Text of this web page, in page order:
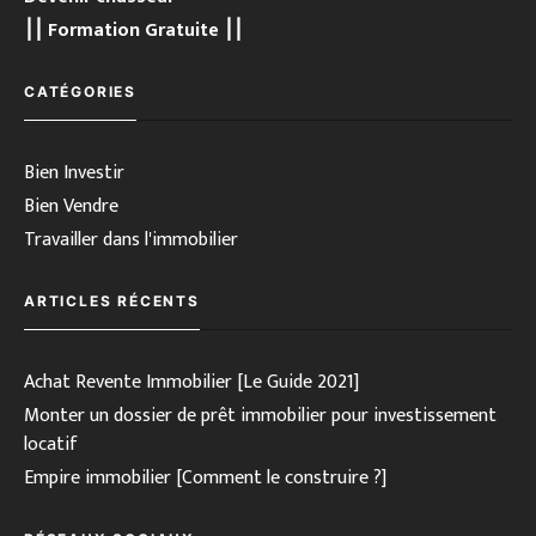
⎮⎮ Formation Gratuite ⎮⎮
CATÉGORIES
Bien Investir
Bien Vendre
Travailler dans l'immobilier
ARTICLES RÉCENTS
Achat Revente Immobilier [Le Guide 2021]
Monter un dossier de prêt immobilier pour investissement
locatif
Empire immobilier [Comment le construire ?]